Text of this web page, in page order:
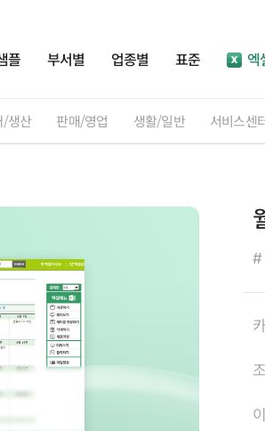
플 부서별 업종별 표준 엑
/생산 판매/영업 생활/일반 서비스센
#